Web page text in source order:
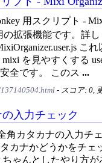
用スクリプト -
の拡張機能です。詳
こ
を見やすくする
全です。 このス ...
- スコア: 0,
入力チェック
角カタカナの入力チ
カナかどうかをチェ
ゃんとしたやり方